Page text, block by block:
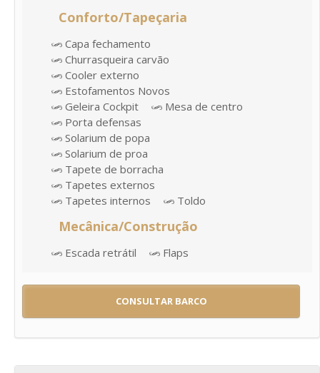
Conforto/Tapeçaria
Capa fechamento
Churrasqueira carvão
Cooler externo
Estofamentos Novos
Geleira Cockpit
Mesa de centro
Porta defensas
Solarium de popa
Solarium de proa
Tapete de borracha
Tapetes externos
Tapetes internos
Toldo
Mecânica/Construção
Escada retrátil Flaps
CONSULTAR BARCO